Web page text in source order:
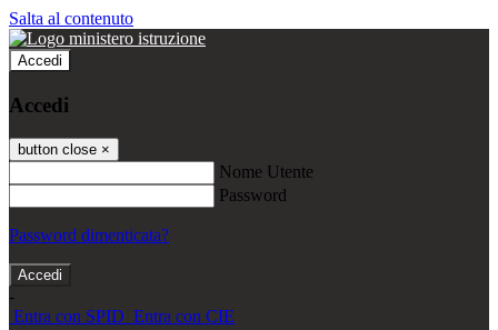
Salta al contenuto
Accedi
Accedi
button close ×
Nome Utente
Password
Password dimenticata?
-
Entra con SPID Entra con CIE